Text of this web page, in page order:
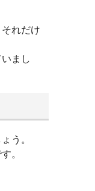
れだけ
まし
う。
。